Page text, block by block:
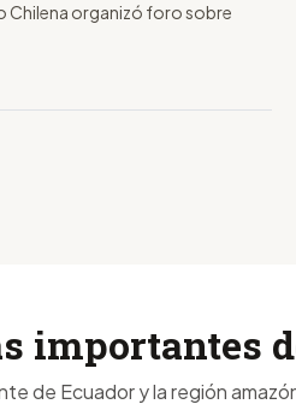
Chilena organizó foro sobre
importantes
de Ecuador y la región